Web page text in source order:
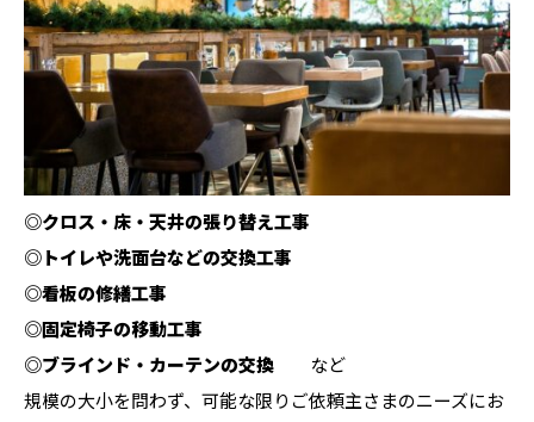
◎クロス・床・天井の張り替え工事
◎トイレや洗面台などの交換工事
◎看板の修繕工事
◎固定椅子の移動工事
◎ブラインド・カーテンの交換 など
規模の大小を問わず、可能な限りご依頼主さまのニーズにお